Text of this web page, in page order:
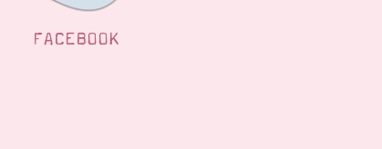
FACEBOOK